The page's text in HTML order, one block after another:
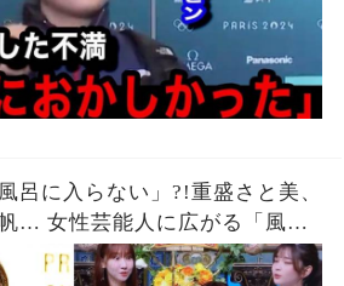
呂に入らない」?!重盛さと美、
… 女性芸能人に広がる「風呂
ームに異論噴出「いろんなと